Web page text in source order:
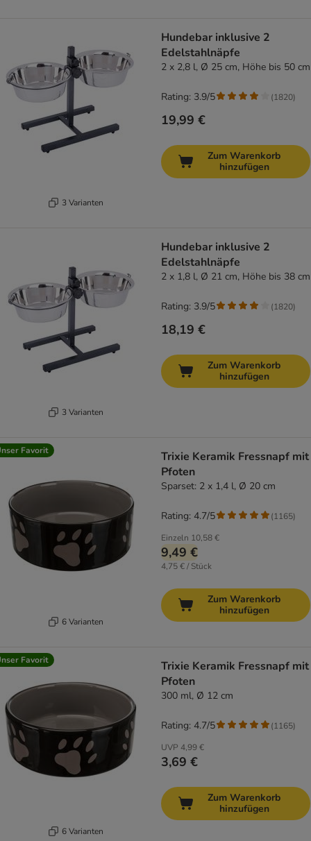
3 Varianten
Hundebar inklusive 2
Edelstahlnäpfe
2 x 2,8 l, Ø 25 cm, Höhe bis 50 cm
19,99 €
Rating: 3.9/5 (1820)
Zum Warenkorb
hinzufügen
3 Varianten
Hundebar inklusive 2
Edelstahlnäpfe
2 x 1,8 l, Ø 21 cm, Höhe bis 38 cm
18,19 €
Rating: 3.9/5 (1820)
Zum Warenkorb
hinzufügen
Favorit
6 Varianten
Trixie Keramik Fressnapf mit
Pfoten
Sparset: 2 x 1,4 l, Ø 20 cm
Einzeln 10,58 €
9,49 €
4,75 € / Stück
Rating: 4.7/5 (1165)
Zum Warenkorb
hinzufügen
Favorit
6 Varianten
Trixie Keramik Fressnapf mit
Pfoten
300 ml, Ø 12 cm
UVP 4,99 €
3,69 €
Rating: 4.7/5 (1165)
Zum Warenkorb
hinzufügen